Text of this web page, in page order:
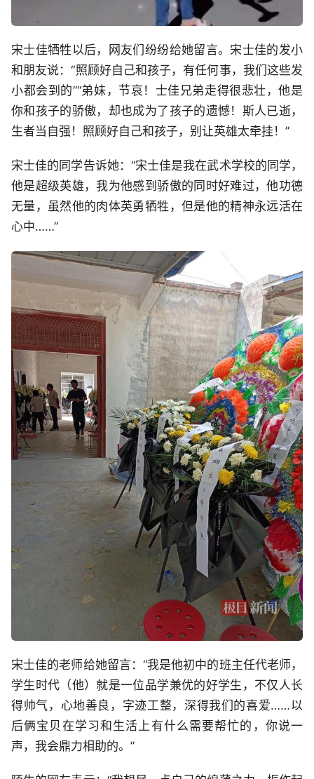
宋士佳牺牲以后，网友们纷纷给她留言。宋士佳的发小
和朋友说：“照顾好自己和孩子，有任何事，我们这些发
小都会到的”“弟妹，节哀！士佳兄弟走得很悲壮，他是
你和孩子的骄傲，却也成为了孩子的遗憾！斯人已逝，
生者当自强！照顾好自己和孩子，别让英雄太牵挂！”
宋士佳的同学告诉她：“宋士佳是我在武术学校的同学，
他是超级英雄，我为他感到骄傲的同时好难过，他功德
无量，虽然他的肉体英勇牺牲，但是他的精神永远活在
心中……”
宋士佳的老师给她留言：“我是他初中的班主任代老师，
学生时代（他）就是一位品学兼优的好学生，不仅人长
得帅气，心地善良，字迹工整，深得我们的喜爱……以
后俩宝贝在学习和生活上有什么需要帮忙的，你说一
声，我会鼎力相助的。”